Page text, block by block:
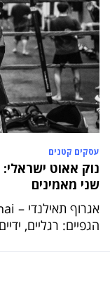
עסקים קטנים
נוק אאוט
שני מאמינים
הגפיים: רגליים,